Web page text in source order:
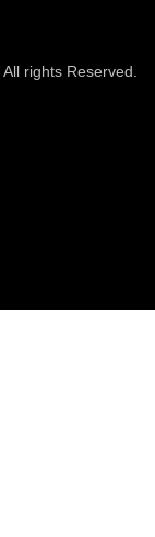
rights Reserved.